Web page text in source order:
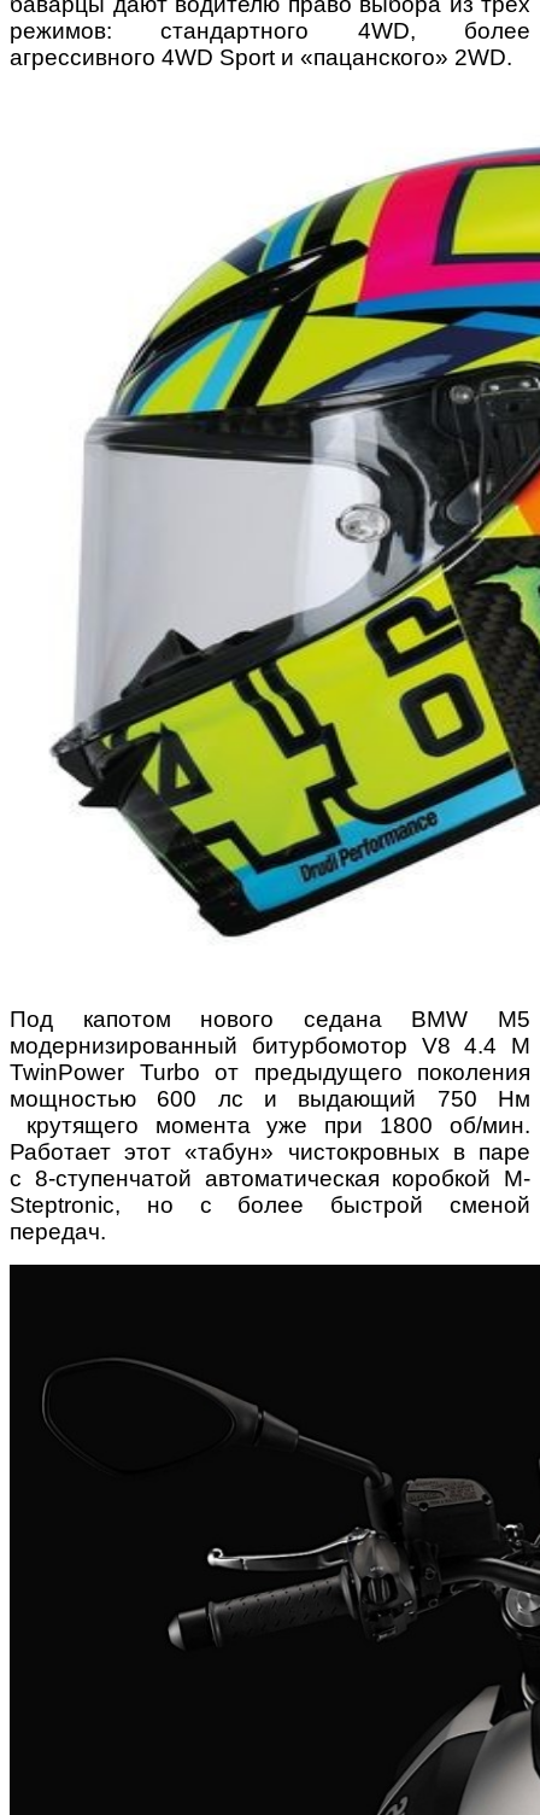
режимов: стандартного 4WD, более
агрессивного 4WD Sport и «пацанского» 2WD.
Под капотом нового седана BMW М5
модернизированный битурбомотор V8 4.4 M
TwinPower Turbo от предыдущего поколения
мощностью 600 лс и выдающий 750 Нм
крутящего момента уже при 1800 об/мин.
Работает этот «табун» чистокровных в паре
с 8-ступенчатой автоматическая коробкой M-
Steptronic, но с более быстрой сменой
передач.